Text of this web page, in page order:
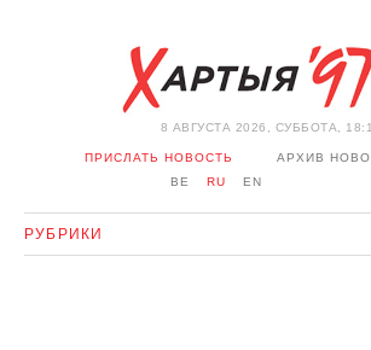
8 АВГУСТА 2026, СУББОТА,
ПРИСЛАТЬ НОВОСТЬ
АРХИВ
BE
RU EN
РУБРИКИ